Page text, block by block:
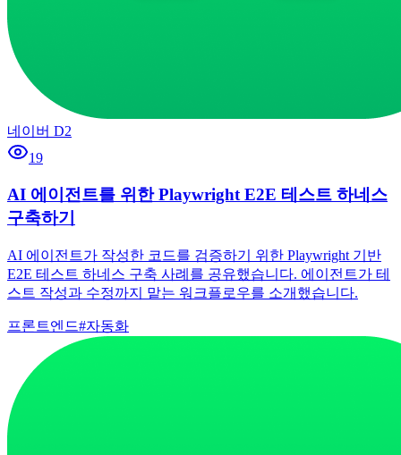
네이버 D2
19
AI 에이전트를 위한 Playwright E2E 테스트 하네스
구축하기
AI 에이전트가 작성한 코드를 검증하기 위한 Playwright 기반
E2E 테스트 하네스 구축 사례를 공유했습니다. 에이전트가 테
스트 작성과 수정까지 맡는 워크플로우를 소개했습니다.
프론트엔드#자동화